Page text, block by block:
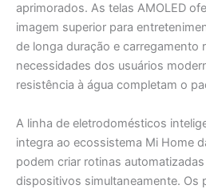
aprimorados. As telas AMOLED
imagem superior para
de longa duração e carregamento
necessidades dos usuários
resistência à água completam o
A linha de eletrodomésticos
integra ao ecossistema Mi Home
podem criar rotinas
dispositivos simultaneamente. Os